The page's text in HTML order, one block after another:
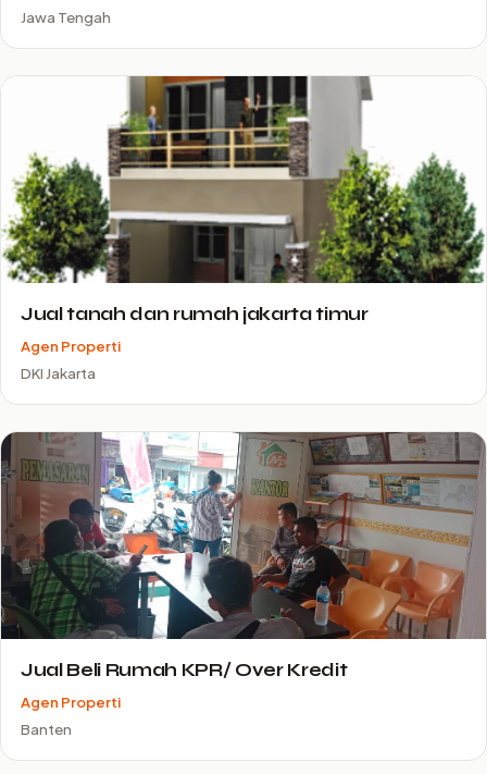
Jawa Tengah
Jual tanah dan rumah jakarta timur
Agen Properti
DKI Jakarta
Jual Beli Rumah KPR/ Over Kredit
Agen Properti
Banten